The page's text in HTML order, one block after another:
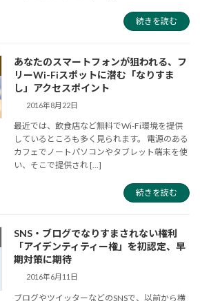
続きを読む
あなたのスマートフォンが狙われる、フ
リーWi-Fiスポットに潜む「なりすま
し」アクセスポイント
2016年8月22日
最近では、飲食店など無料でWi-Fi環境を提供
しているところも多く見られます。 電源のある
カフェでノートパソコンやタブレット端末を使
い、そこで提供され [...]
続きを読む
SNS・ブログでなりすまされない権利
「アイデンティティー権」を初認定、早
期対策に期待
2016年6月11日
ブログやツイッターなどのSNSで、以前から横